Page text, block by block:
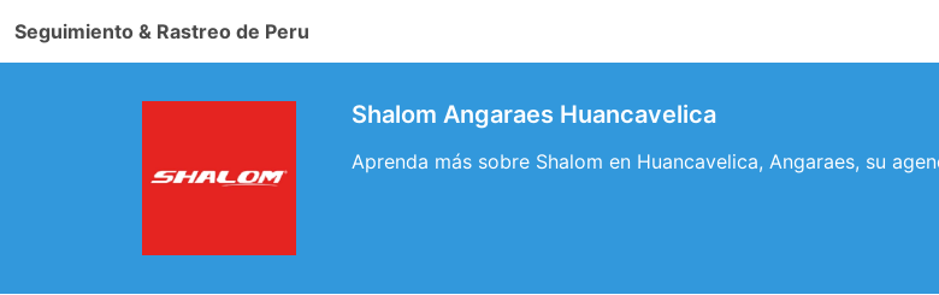
Seguimiento & Rastreo de Peru
Shalom Angaraes Huancavelica
Aprenda más sobre Shalom en Huancavelica, Angaraes, su